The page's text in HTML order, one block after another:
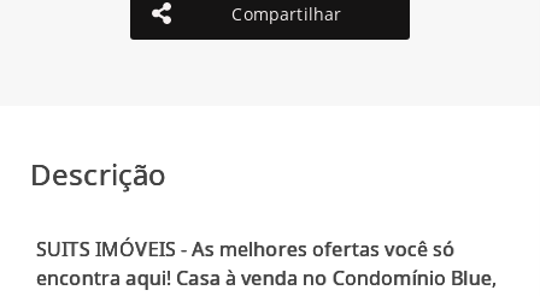
Compartilhar
Descrição
SUITS IMÓVEIS - As melhores ofertas você só
encontra aqui! Casa à venda no Condomínio Blue,